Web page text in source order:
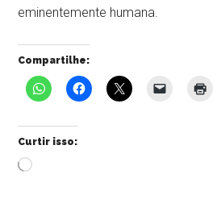
eminentemente humana.
Compartilhe:
Curtir isso:
Carregando...